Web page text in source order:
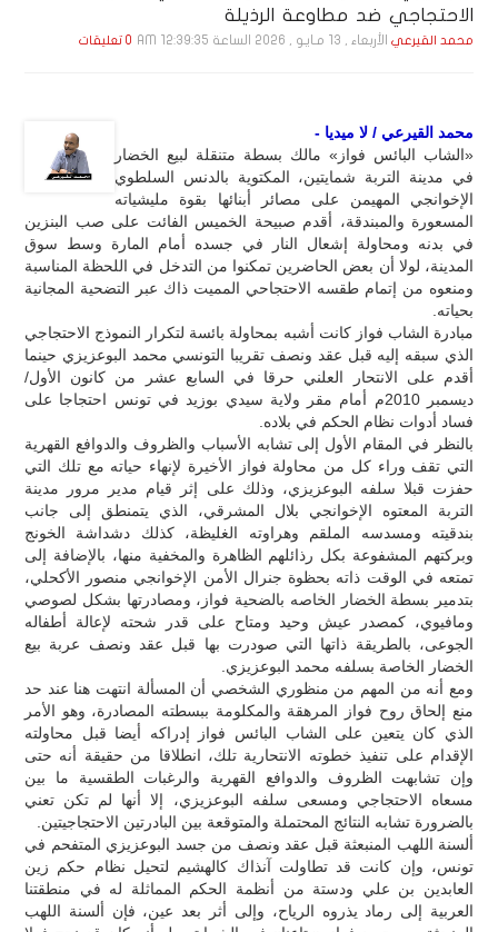
الاحتجاجي ضد مطاوعة الرذيلة
محمد القيرعي الأربعاء , 13 مـايـو , 2026 الساعة 12:39:35 AM 0 تعليقات
محمد القيرعي / لا ميديا -
«الشاب البائس فواز» مالك بسطة متنقلة لبيع الخضار
في مدينة التربة شمايتين، المكتوية بالدنس السلطوي
الإخوانجي المهيمن على مصائر أبنائها بقوة مليشياته
المسعورة والمبندقة، أقدم صبيحة الخميس الفائت على صب البنزين
في بدنه ومحاولة إشعال النار في جسده أمام المارة وسط سوق
المدينة، لولا أن بعض الحاضرين تمكنوا من التدخل في اللحظة المناسبة
ومنعوه من إتمام طقسه الاحتجاحي المميت ذاك عبر التضحية المجانية
بحياته.
مبادرة الشاب فواز كانت أشبه بمحاولة بائسة لتكرار النموذج الاحتجاجي
الذي سبقه إليه قبل عقد ونصف تقريبا التونسي محمد البوعزيزي حينما
أقدم على الانتحار العلني حرقا في السابع عشر من كانون الأول/
ديسمبر 2010م أمام مقر ولاية سيدي بوزيد في تونس احتجاجا على
فساد أدوات نظام الحكم في بلاده.
بالنظر في المقام الأول إلى تشابه الأسباب والظروف والدوافع القهرية
التي تقف وراء كل من محاولة فواز الأخيرة لإنهاء حياته مع تلك التي
حفزت قبلا سلفه البوعزيزي، وذلك على إثر قيام مدير مرور مدينة
التربة المعتوه الإخوانجي بلال المشرقي، الذي يتمنطق إلى جانب
بندقيته ومسدسه الملقم وهراوته الغليظة، كذلك دشداشة الخونج
وبركتهم المشفوعة بكل رذائلهم الظاهرة والمخفية منها، بالإضافة إلى
تمتعه في الوقت ذاته بحظوة جنرال الأمن الإخوانجي منصور الأكحلي،
بتدمير بسطة الخضار الخاصه بالضحية فواز، ومصادرتها بشكل لصوصي
ومافيوي، كمصدر عيش وحيد ومتاح على قدر شحته لإعالة أطفاله
الجوعى، بالطريقة ذاتها التي صودرت بها قبل عقد ونصف عربة بيع
الخضار الخاصة بسلفه محمد البوعزيزي.
ومع أنه من المهم من منظوري الشخصي أن المسألة انتهت هنا عند حد
منع إلحاق روح فواز المرهقة والمكلومة ببسطته المصادرة، وهو الأمر
الذي كان يتعين على الشاب البائس فواز إدراكه أيضا قبل محاولته
الإقدام على تنفيذ خطوته الانتحارية تلك، انطلاقا من حقيقة أنه حتى
وإن تشابهت الظروف والدوافع القهرية والرغبات الطقسية ما بين
مسعاه الاحتجاجي ومسعى سلفه البوعزيزي، إلا أنها لم تكن تعني
بالضرورة تشابه النتائج المحتملة والمتوقعة بين البادرتين الاحتجاجيتين.
ألسنة اللهب المنبعثة قبل عقد ونصف من جسد البوعزيزي المتفحم في
تونس، وإن كانت قد تطاولت آنذاك كالهشيم لتحيل نظام حكم زين
العابدين بن علي ودستة من أنظمة الحكم المماثلة له في منطقتنا
العربية إلى رماد يذروه الرياح، وإلى أثر بعد عين، فإن ألسنة اللهب